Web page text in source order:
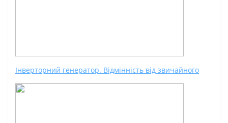
Інверторний генератор. Відмінність від звичайного